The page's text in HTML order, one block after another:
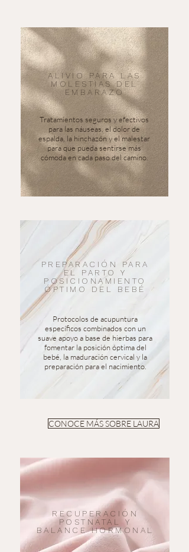
ALIVIO PARA LAS
MOLESTIAS DEL
EMBARAZO
Tratamientos seguros y efectivos
para las náuseas, el dolor de
espalda, la hinchazón y el malestar
para que pueda sentirse más
cómoda en cada paso del camino.
PREPARACIÓN PARA
EL PARTO Y
POSICIONAMIENTO
ÓPTIMO DEL BEBÉ
Protocolos de acupuntura
específicos combinados con un
suave apoyo a base de hierbas para
fomentar la posición óptima del
bebé, la maduración cervical y la
preparación para el nacimiento.
CONOCE MÁS SOBRE LAURA
RECUPERACIÓN
POSTNATAL Y
BALANCE HORMONAL